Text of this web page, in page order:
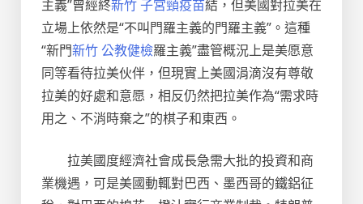
主義”曾經終新竹 子宮頸疫苗結，但美國對拉美在
立場上依然是“不叫門羅主義的門羅主義”。這種
“新門新竹 公教健檢羅主義”盡管概況上是美愿意
同等看待拉美伙伴，但現實上美國涓滴沒有尊敬
拉美的好處和意愿，相反仍然把拉美作為“需求時
用之、不消時棄之”的棋子和東西。
拉美國度經濟社會成長急需大批的投資和商
業機遇，可是美國動輒對巴西、墨西哥的鐵鋁征